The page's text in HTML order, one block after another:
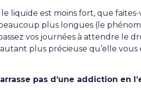
liquide est moins fort, que faites-
plus longues (le
vos journées à attendre le
plus précieuse qu’elle
pas d’une addiction en